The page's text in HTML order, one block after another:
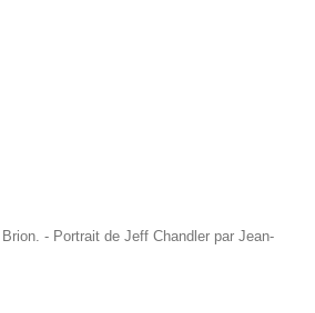
- Portrait de Jeff Chandler par Jean-